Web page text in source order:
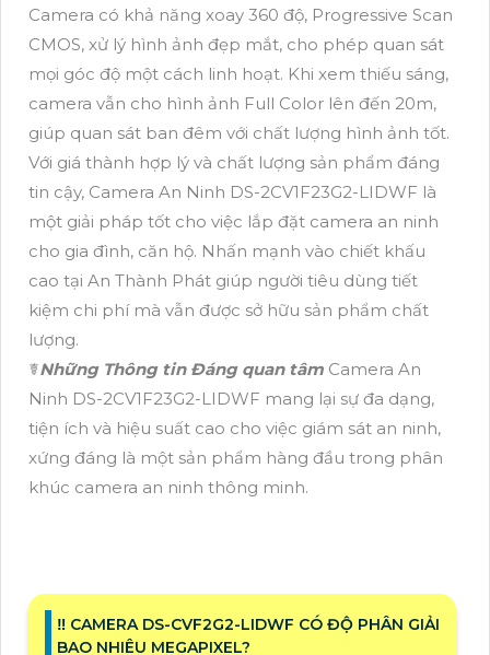
Camera có khả năng xoay 360 độ, Progressive Scan
CMOS, xử lý hình ảnh đẹp mắt, cho phép quan sát
mọi góc độ một cách linh hoạt. Khi xem thiếu sáng,
camera vẫn cho hình ảnh Full Color lên đến 20m,
giúp quan sát ban đêm với chất lượng hình ảnh tốt.
Với giá thành hợp lý và chất lượng sản phẩm đáng
tin cậy, Camera An Ninh DS-2CV1F23G2-LIDWF là
một giải pháp tốt cho việc lắp đặt camera an ninh
cho gia đình, căn hộ. Nhấn mạnh vào chiết khấu
cao tại An Thành Phát giúp người tiêu dùng tiết
kiệm chi phí mà vẫn được sở hữu sản phẩm chất
lượng.
☤Những Thông tin Đáng quan tâm Camera An
Ninh DS-2CV1F23G2-LIDWF mang lại sự đa dạng,
tiện ích và hiệu suất cao cho việc giám sát an ninh,
xứng đáng là một sản phẩm hàng đầu trong phân
khúc camera an ninh thông minh.
‼️ CAMERA DS-CVF2G2-LIDWF CÓ ĐỘ PHÂN GIẢI
BAO NHIÊU MEGAPIXEL?